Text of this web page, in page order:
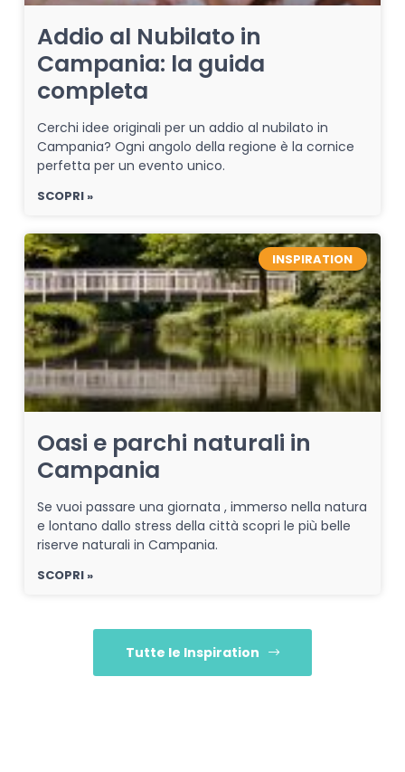
Addio al Nubilato in
Campania: la guida
completa
Cerchi idee originali per un addio al nubilato in
Campania? Ogni angolo della regione è la cornice
perfetta per un evento unico.
SCOPRI »
INSPIRATION
Oasi e parchi naturali in
Campania
Se vuoi passare una giornata , immerso nella natura
e lontano dallo stress della città scopri le più belle
riserve naturali in Campania.
SCOPRI »
Tutte le Inspiration